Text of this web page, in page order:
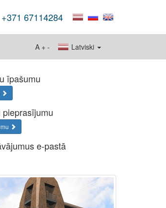
+371 67114284
Latviski
A + -
īpašumu
e-pastā